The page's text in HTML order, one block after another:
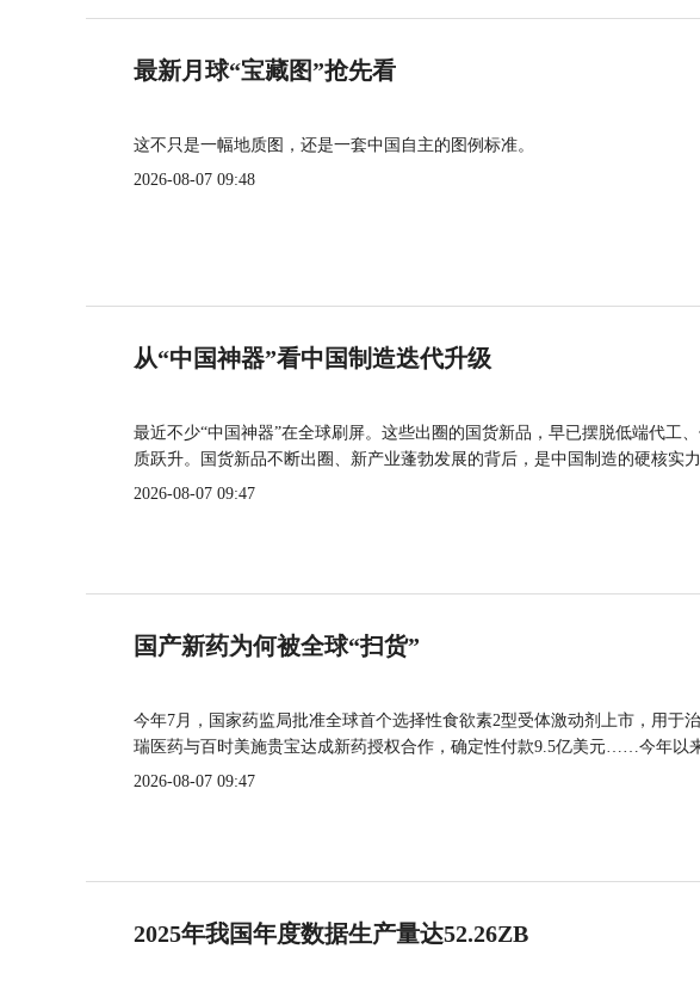
最新月球“宝藏图”抢先看
这不只是一幅地质图，还是一套中国自主的图例标准。
2026-08-07 09:48
从“中国神器”看中国制造迭代升级
最近不少“中国神器”在全球刷屏。这些出圈的国货新品，早已摆脱低端代工
质跃升。国货新品不断出圈、新产业蓬勃发展的背后，是中国制造的硬核实力
2026-08-07 09:47
国产新药为何被全球“扫货”
今年7月，国家药监局批准全球首个选择性食欲素2型受体激动剂上市，用于
瑞医药与百时美施贵宝达成新药授权合作，确定性付款9.5亿美元……今年以
2026-08-07 09:47
2025年我国年度数据生产量达52.26ZB